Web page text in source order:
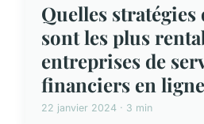
Quelles stratégies
sont les plus
entreprises de
financiers en
22 janvier 2024 · 3 min